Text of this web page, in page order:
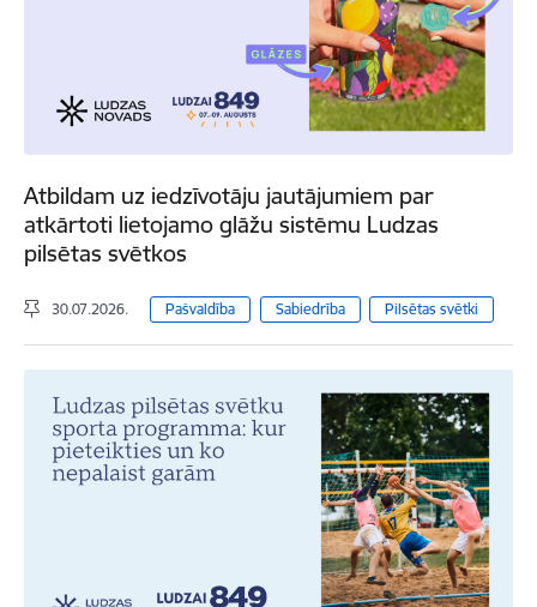
Atbildam uz iedzīvotāju jautājumiem par
atkārtoti lietojamo glāžu sistēmu Ludzas
pilsētas svētkos
30.07.2026. Pašvaldība Sabiedrība Pilsētas svētki